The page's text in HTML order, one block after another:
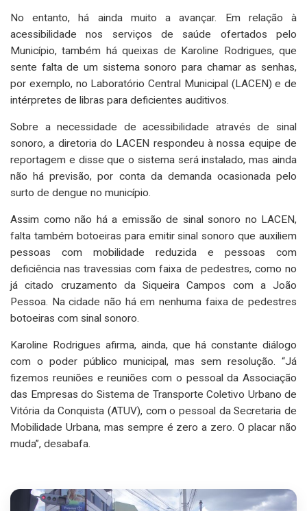
No entanto, há ainda muito a avançar. Em relação à
acessibilidade nos serviços de saúde ofertados pelo
Município, também há queixas de Karoline Rodrigues, que
sente falta de um sistema sonoro para chamar as senhas,
por exemplo, no Laboratório Central Municipal (LACEN) e de
intérpretes de libras para deficientes auditivos.
Sobre a necessidade de acessibilidade através de sinal
sonoro, a diretoria do LACEN respondeu à nossa equipe de
reportagem e disse que o sistema será instalado, mas ainda
não há previsão, por conta da demanda ocasionada pelo
surto de dengue no município.
Assim como não há a emissão de sinal sonoro no LACEN,
falta também botoeiras para emitir sinal sonoro que auxiliem
pessoas com mobilidade reduzida e pessoas com
deficiência nas travessias com faixa de pedestres, como no
já citado cruzamento da Siqueira Campos com a João
Pessoa. Na cidade não há em nenhuma faixa de pedestres
botoeiras com sinal sonoro.
Karoline Rodrigues afirma, ainda, que há constante diálogo
com o poder público municipal, mas sem resolução. “Já
fizemos reuniões e reuniões com o pessoal da Associação
das Empresas do Sistema de Transporte Coletivo Urbano de
Vitória da Conquista (ATUV), com o pessoal da Secretaria de
Mobilidade Urbana, mas sempre é zero a zero. O placar não
muda”, desabafa.